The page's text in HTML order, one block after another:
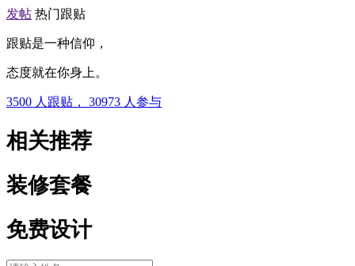
发帖 热门跟贴
跟贴是一种信仰，
态度就在你身上。
3500 人跟贴， 30973 人参与
相关推荐
装修套餐
免费设计